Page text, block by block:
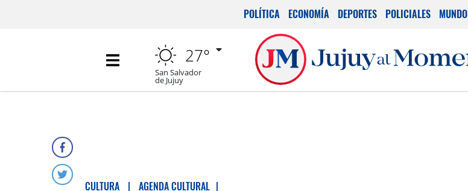
POLÍTICA ECONOMÍA DEPORTES POLICIALES MUNDO
27°
San Salvador
de Jujuy
CULTURA | AGENDA CULTURAL |